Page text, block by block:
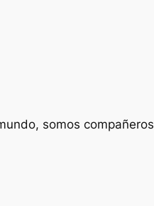
, somos compañeros